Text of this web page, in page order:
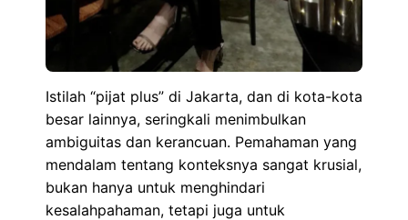
Istilah “pijat plus” di Jakarta, dan di kota-kota
besar lainnya, seringkali menimbulkan
ambiguitas dan kerancuan. Pemahaman yang
mendalam tentang konteksnya sangat krusial,
bukan hanya untuk menghindari
kesalahpahaman, tetapi juga untuk